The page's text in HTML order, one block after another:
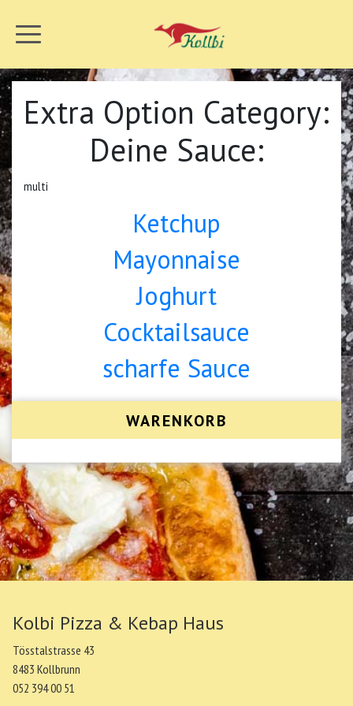
Extra Option Category:
Deine Sauce:
multi
Ketchup
Mayonnaise
Joghurt
Cocktailsauce
scharfe Sauce
WARENKORB
Kolbi Pizza & Kebap Haus
Tösstalstrasse 43
8483 Kollbrunn
052 394 00 51